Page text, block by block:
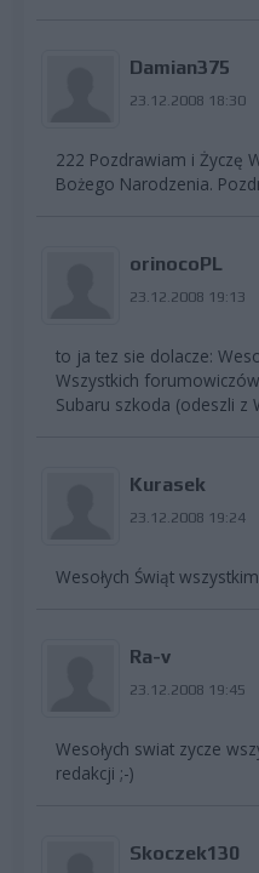
Damian375
23.12.2008 18:30
222 Pozdrawiam i Życzę
Bożego Narodzenia.
orinocoPL
23.12.2008 19:13
to ja tez sie dolacze:
Wszystkich
Subaru szkoda (odeszli z
Kurasek
23.12.2008 19:24
Wesołych Świąt
Ra-v
23.12.2008 19:45
Wesołych swiat zycze
redakcji ;-)
Skoczek130